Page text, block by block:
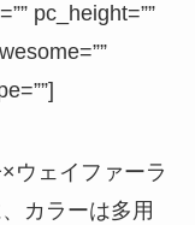
pc_height=””
ウェイファーラ
カラーは多用